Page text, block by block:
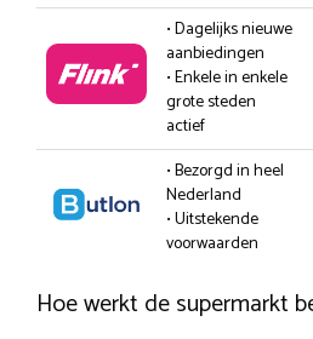
• Dagelijks nieuwe
aanbiedingen
• Enkele in enkele
grote steden
actief
• Bezorgd in heel
Nederland
• Uitstekende
voorwaarden
Hoe werkt de supermarkt